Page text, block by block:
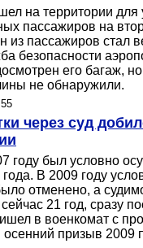
на территории для
пассажиров на
из пассажиров стал
безопасности
его багаж,
не обнаружили.
через суд
году был условно
В 2009 году
отменено, а
21 год, сразу
в военкомат с
призыв 2009